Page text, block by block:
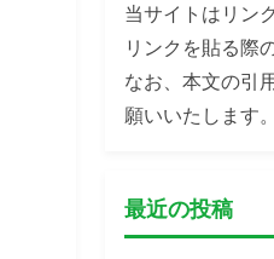
当サイトはリン
リンクを貼る際
なお、本文の引
願いいたします。
最近の投稿